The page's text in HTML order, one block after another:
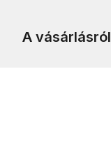
A vásárlásról